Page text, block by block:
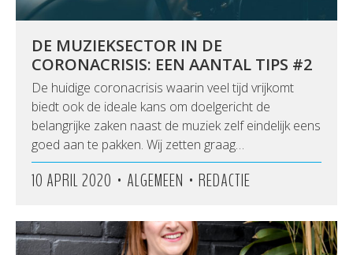
DE MUZIEKSECTOR IN DE
CORONACRISIS: EEN AANTAL TIPS #2
De huidige coronacrisis waarin veel tijd vrijkomt
biedt ook de ideale kans om doelgericht de
belangrijke zaken naast de muziek zelf eindelijk eens
goed aan te pakken. Wij zetten graag…
10 APRIL 2020 • ALGEMEEN • REDACTIE